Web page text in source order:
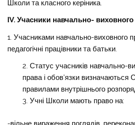
Школи та класного керіника.
IV. Учасники навчально-
1. Учасниками навчально-виховного
педагогічні працівники та батьки.
Статус учасників навчально-
права і обов’язки
правилами внутрішнього
Учні Школи мають право на: